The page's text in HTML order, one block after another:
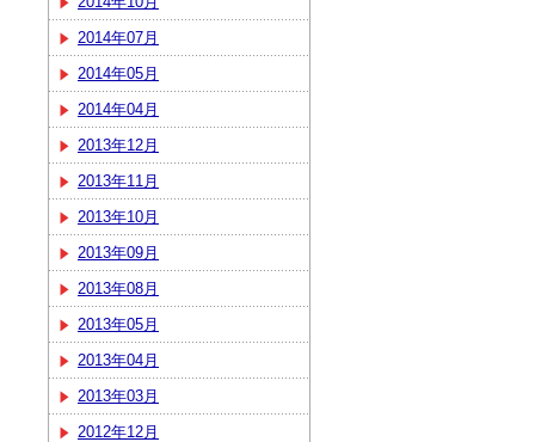
2014年07月
2014年05月
2014年04月
2013年12月
2013年11月
2013年10月
2013年09月
2013年08月
2013年05月
2013年04月
2013年03月
2012年12月